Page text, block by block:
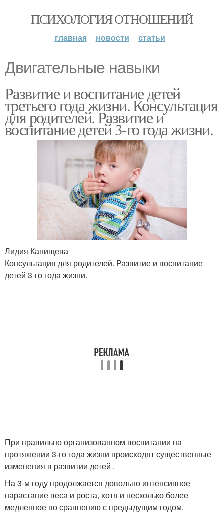
ПСИХОЛОГИЯ ОТНОШЕНИЙ
главная новости статьи
Двигательные навыки
Развитие и воспитание детей
третьего года жизни. Консультация
для родителей. Развитие и
воспитание детей 3-го года жизни.
Лидия Канищева
Консультация для родителей. Развитие и воспитание
детей 3-го года жизни.
При правильно организованном воспитании на
протяжении 3-го года жизни происходят существенные
изменения в развитии детей .
На 3-м году продолжается довольно интенсивное
нарастание веса и роста, хотя и несколько более
медленное по сравнению с предыдущим годом.